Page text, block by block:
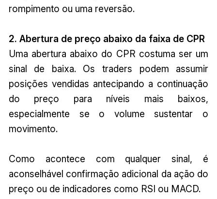
rompimento ou uma reversão.
2. Abertura de preço abaixo da faixa de CPR
Uma abertura abaixo do CPR costuma ser um
sinal de baixa. Os traders podem assumir
posições vendidas antecipando a continuação
do preço para níveis mais baixos,
especialmente se o volume sustentar o
movimento.
Como acontece com qualquer sinal, é
aconselhável confirmação adicional da ação do
preço ou de indicadores como RSI ou MACD.